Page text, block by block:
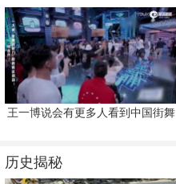
王一博说会有更多人看到中国街舞
历史揭秘